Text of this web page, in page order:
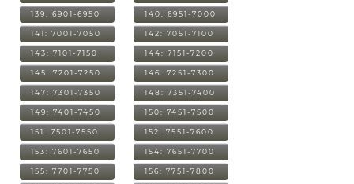
139: 6901-6950 140: 6951-7000
141: 7001-7050 142: 7051-7100
143: 7101-7150 144: 7151-7200
145: 7201-7250 146: 7251-7300
147: 7301-7350 148: 7351-7400
149: 7401-7450 150: 7451-7500
151: 7501-7550 152: 7551-7600
153: 7601-7650 154: 7651-7700
155: 7701-7750 156: 7751-7800